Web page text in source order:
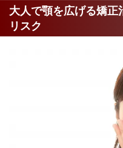
大人で顎を広げる矯正
リスク